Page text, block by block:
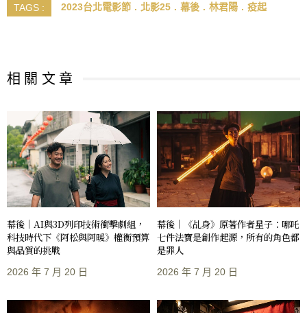
TAGS : 2023台北電影節 北影25 幕後 林君陽 疫起
相 關 文 章
幕後｜AI與3D列印技術衝擊劇組，
科技時代下《阿松與阿暖》權衡預算
與品質的挑戰
2026 年 7 月 20 日
幕後｜《乩身》原著作者星子：哪吒
七件法寶是創作起源，所有的角色都
是罪人
2026 年 7 月 20 日